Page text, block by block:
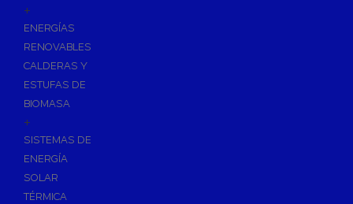
+
ENERGÍAS
RENOVABLES
CALDERAS Y
ESTUFAS DE
BIOMASA
+
SISTEMAS DE
ENERGÍA
SOLAR
TÉRMICA